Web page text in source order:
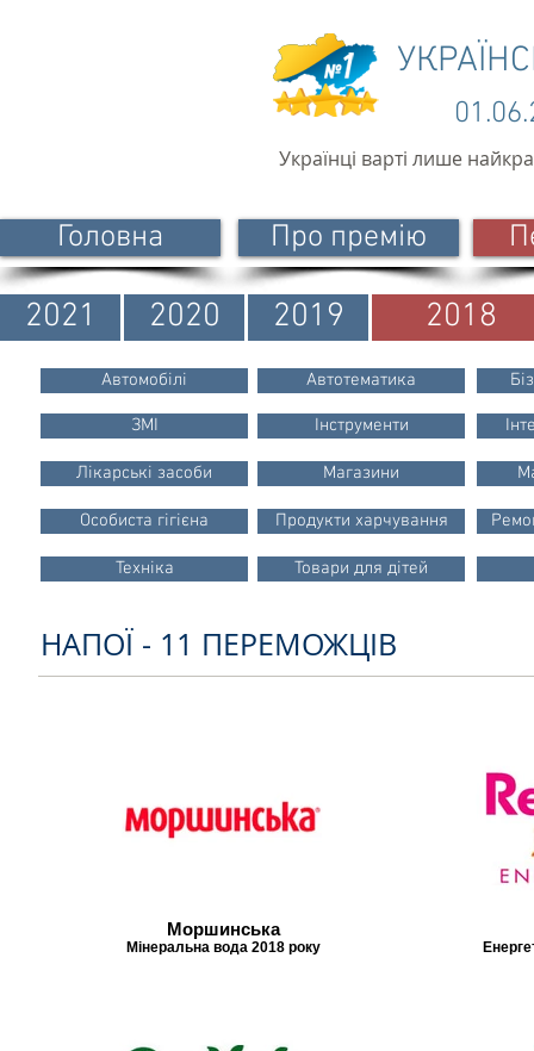
Українці варті лише
Головна Про премію
2021 2020 2019 2018
Автомобілі Автотематика
ЗМІ Інструменти
Лікарські засоби Магазини
Особиста гігієна Продукти харчування
Техніка Товари для дітей
НАПОЇ - 11 ПЕРЕМОЖЦІВ
Моршинська
Мінеральна вода 2018 року